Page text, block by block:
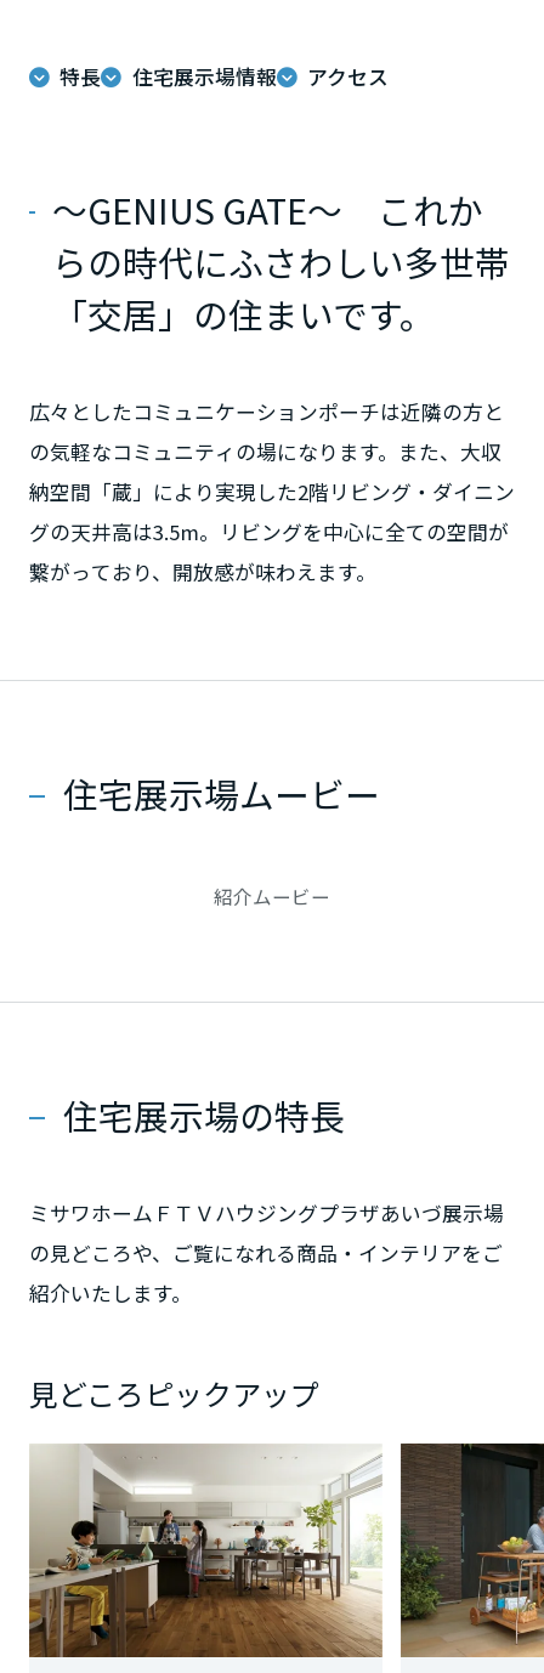
ホームラウンジ 新築・戸建て
ホームラウンジ リフォーム
ツや、ミサワホームからの大切なお知らせなど配信しています。
海外事業
特長 住宅展示場情報 アクセス
～GENIUS GATE～ これか
らの時代にふさわしい多世帯
「交居」の住まいです。
広々としたコミュニケーションポーチは近隣の方と
の気軽なコミュニティの場になります。また、大収
納空間「蔵」により実現した2階リビング・ダイニン
グの天井高は3.5m。リビングを中心に全ての空間が
繋がっており、開放感が味わえます。
住宅展示場ムービー
紹介ムービー
住宅展示場の特長
ミサワホームＦＴＶハウジングプラザあいづ展示場
の見どころや、ご覧になれる商品・インテリアをご
紹介いたします。
見どころピックアップ
栃木県
埼玉県
東京都
新潟県
岐阜県
静岡県
愛知県
三重県
近畿エリア
滋賀県
京都府